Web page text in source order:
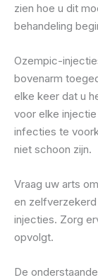
zien hoe u dit
behandeling
Ozempic-
bovenarm
elke keer dat u
voor elke
infecties te
niet schoon zijn.
Vraag uw arts
en
injecties. Zorg
opvolgt.
De